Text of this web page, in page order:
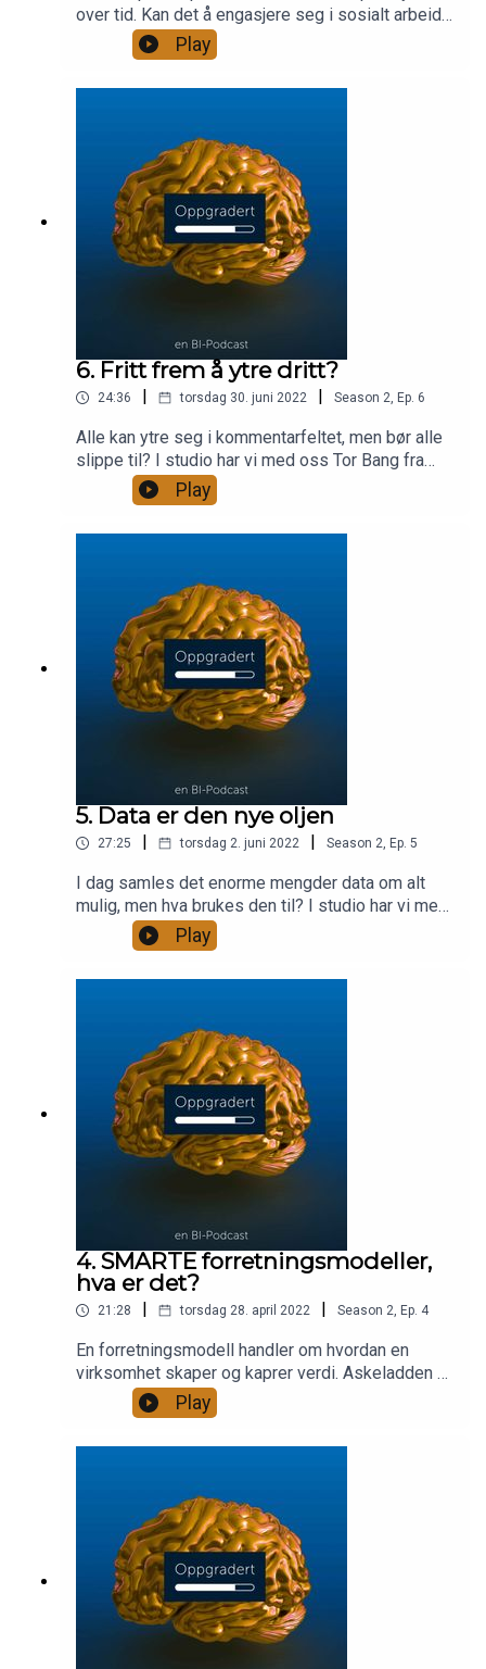
over tid. Kan det å engasjere seg i sosialt arbeid
gi verdifulle pustepauser fra prestasjonspresset?
Vi hører erfaringene til tidligere elitespiller Jonas
Grønner, mens doktorgradsstipendiat Ann-Mari
pro-sosialt arbeid hos fotballspillere, er
interessant for alle.
Play
6. Fritt frem å ytre dritt?
24:36 torsdag 30. juni 2022 Season 2, Ep. 6
Alle kan ytre seg i kommentarfeltet, men bør alle
slippe til? I studio har vi med oss Tor Bang fra
BIs Institutt for kommunikasjon og kultur, og
Gunnar Stavrum sjefsredaktør i Nettavisen. Vi
snakker om hvorfor mediehus har valgt å stenge
bedre å få drapstrusler på mail.
Play
5. Data er den nye oljen
27:25 torsdag 2. juni 2022 Season 2, Ep. 5
I dag samles det enorme mengder data om alt
mulig, men hva brukes den til? I studio har vi med
oss Sondre Ronander i Google Norge og Erlend
Aune, førsteamanuensis ved BIs Institutt for
datavitenskap og analyse. Sammen snakker vi om
gode løsninger, samtidig som vi tar opp de mer
problematiske sidene av data.
Play
4. SMARTE forretningsmodeller,
hva er det?
21:28 torsdag 28. april 2022 Season 2, Ep. 4
En forretningsmodell handler om hvordan en
virksomhet skaper og kaprer verdi. Askeladden &
Co avslører hva de har fokusert på når de har
utviklet forretningsmodellene for blant annet
Dr.Dropin, Verd og Squeeze, alle utfordrere i hver
Founder av Askeladden & Co og Peder Inge
Furseth professor innen innovasjon på BI, snakker
vi om hvordan lage smarte forretningsmodeller.
Play